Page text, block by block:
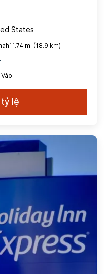
States
mi (18.9 km)
lệ